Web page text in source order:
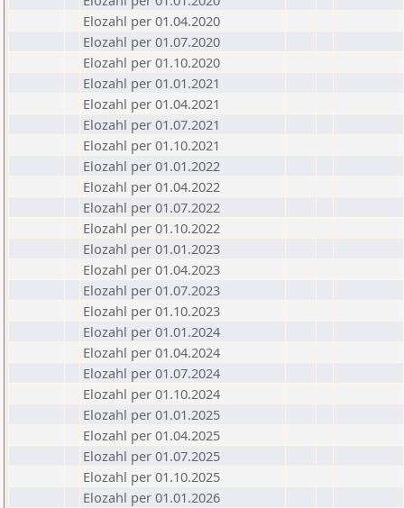
Elozahl per 01.04.2020
Elozahl per 01.07.2020
Elozahl per 01.10.2020
Elozahl per 01.01.2021
Elozahl per 01.04.2021
Elozahl per 01.07.2021
Elozahl per 01.10.2021
Elozahl per 01.01.2022
Elozahl per 01.04.2022
Elozahl per 01.07.2022
Elozahl per 01.10.2022
Elozahl per 01.01.2023
Elozahl per 01.04.2023
Elozahl per 01.07.2023
Elozahl per 01.10.2023
Elozahl per 01.01.2024
Elozahl per 01.04.2024
Elozahl per 01.07.2024
Elozahl per 01.10.2024
Elozahl per 01.01.2025
Elozahl per 01.04.2025
Elozahl per 01.07.2025
Elozahl per 01.10.2025
Elozahl per 01.01.2026